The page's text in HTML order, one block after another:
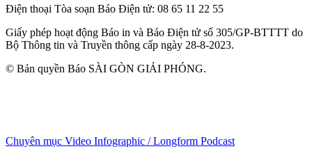
Điện thoại Tòa soạn Báo Điện tử: 08 65 11 22 55
Giấy phép hoạt động Báo in và Báo Điện tử số 305/GP-BTTTT do
Bộ Thông tin và Truyền thông cấp ngày 28-8-2023.
© Bản quyền Báo SÀI GÒN GIẢI PHÓNG.
Chuyên mục Video Infographic / Longform Podcast